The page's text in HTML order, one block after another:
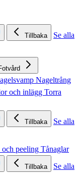
Tillbaka
Se alla
Nageltrång
och inlägg Torra
Tillbaka
Se alla
peeling Tånaglar
Tillbaka
Se alla